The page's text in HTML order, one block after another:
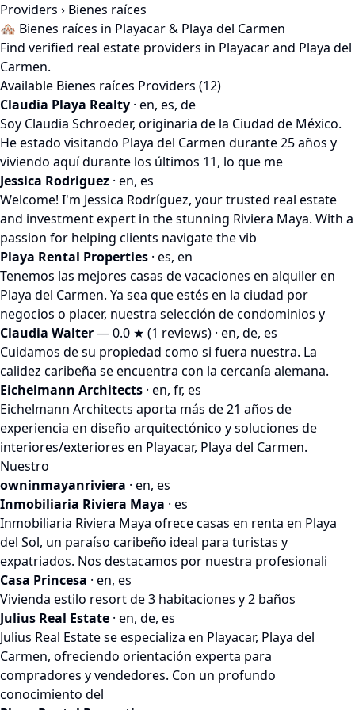
Providers › Bienes raíces
🏘️ Bienes raíces in Playacar & Playa del Carmen
Find verified real estate providers in Playacar and Playa del
Carmen.
Available Bienes raíces Providers (12)
Claudia Playa Realty · en, es, de
Soy Claudia Schroeder, originaria de la Ciudad de México.
He estado visitando Playa del Carmen durante 25 años y
viviendo aquí durante los últimos 11, lo que me
Jessica Rodriguez · en, es
Welcome! I'm Jessica Rodríguez, your trusted real estate
and investment expert in the stunning Riviera Maya. With a
passion for helping clients navigate the vib
Playa Rental Properties · es, en
Tenemos las mejores casas de vacaciones en alquiler en
Playa del Carmen. Ya sea que estés en la ciudad por
negocios o placer, nuestra selección de condominios y
Claudia Walter— 0.0 ★ (1 reviews) · en, de, es
Cuidamos de su propiedad como si fuera nuestra. La
calidez caribeña se encuentra con la cercanía alemana.
Eichelmann Architects · en, fr, es
Eichelmann Architects aporta más de 21 años de
experiencia en diseño arquitectónico y soluciones de
interiores/exteriores en Playacar, Playa del Carmen.
Nuestro
owninmayanriviera · en, es
Inmobiliaria Riviera Maya · es
Inmobiliaria Riviera Maya ofrece casas en renta en Playa
del Sol, un paraíso caribeño ideal para turistas y
expatriados. Nos destacamos por nuestra profesionali
Casa Princesa · en, es
Vivienda estilo resort de 3 habitaciones y 2 baños
Julius Real Estate · en, de, es
Julius Real Estate se especializa en Playacar, Playa del
Carmen, ofreciendo orientación experta para
compradores y vendedores. Con un profundo
conocimiento del